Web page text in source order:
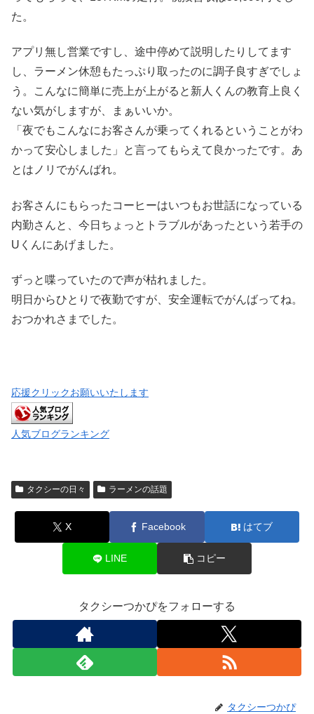
た。
アプリ無し営業ですし、途中停めて説明したりしてます
し、ラーメン休憩もたっぷり取ったのに調子良すぎでしょ
う。こんなに簡単に売上が上がると新人くんの教育上良く
ない気がしますが、まぁいいか。
「夜でもこんなにお客さんが乗ってくれるということがわ
かって安心しました」と言ってもらえて良かったです。あ
とはノリでがんばれ。
お客さんにもらったコーヒーはいつもお世話になっている
内勤さんと、今日ちょっとトラブルがあったという若手の
Uくんにあげました。
ずっと喋っていたので声が枯れました。
明日からひとりで夜勤ですが、安全運転でがんばってね。
おつかれさまでした。
応援クリックお願いいたします
人気ブログランキング
タクシーの日々 ラーメンの話題
X Facebook はてブ
LINE コピー
タクシーつかぴをフォローする
タクシーつかぴ